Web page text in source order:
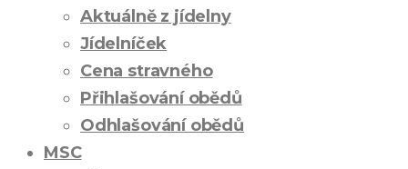
Aktuálně z jídelny
Jídelníček
Cena stravného
Přihlašování obědů
Odhlašování obědů
MSC